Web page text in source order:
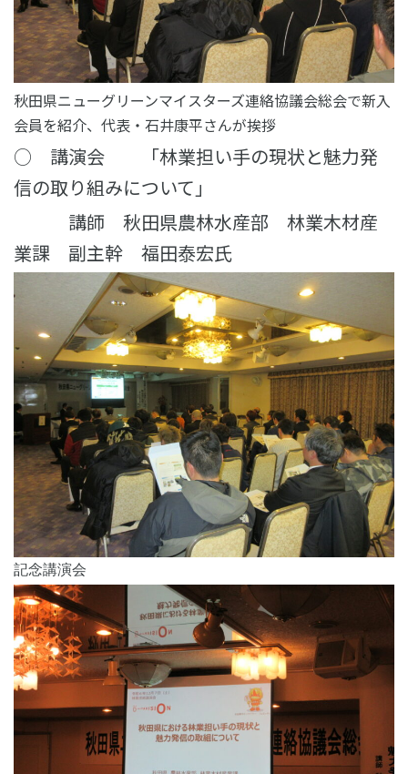
秋田県ニューグリーンマイスターズ連絡協議会総会で新入
会員を紹介、代表・石井康平さんが挨拶
○ 講演会 「林業担い手の現状と魅力発
信の取り組みについて」
講師 秋田県農林水産部 林業木材産
業課 副主幹 福田泰宏氏
記念講演会